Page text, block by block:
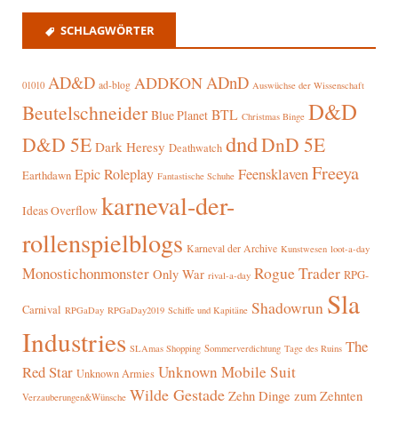
SCHLAGWÖRTER
01010 AD&D ad-blog ADDKONADnD Auswüchse der Wissenschaft
Beutelschneider Blue Planet BTL Christmas Binge D&D
D&D 5E Dark Heresy Deathwatch dndDnD 5E
Earthdawn Epic Roleplay Fantastische Schuhe FeensklavenFreeya
Ideas Overflow karneval-der-
rollenspielblogs Karneval der Archive Kunstwesen loot-a-day
Monostichonmonster Only War rival-a-day Rogue Trader RPG-
Carnival RPGaDay RPGaDay2019 Schiffe und Kapitäne Shadowrun Sla
Industries SLAmas Shopping Sommerverdichtung Tage des Ruins The
Red Star Unknown Armies Unknown Mobile Suit
Verzauberungen&Wünsche Wilde Gestade Zehn Dinge zum Zehnten